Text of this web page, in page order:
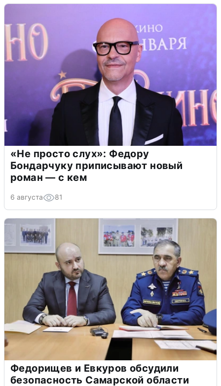
«Не просто слух»: Федору
Бондарчуку приписывают новый
роман — с кем
6 августа 81
Федорищев и Евкуров обсудили
безопасность Самарской области